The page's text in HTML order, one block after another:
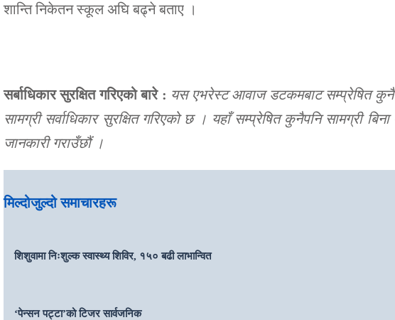
शान्ति निकेतन स्कूल अघि बढ्ने बताए ।
सर्बाधिकार सुरक्षित गरिएको बारे : यस एभरेस्ट आवाज डटकमबाट सम्प्रेषित
सामग्री सर्वाधिकार सुरक्षित गरिएको छ । यहाँ सम्प्रेषित कुनैपनि सामग्री
जानकारी गराउँछौं ।
मिल्दोजुल्दो समाचारहरू
शिशुवामा निःशुल्क स्वास्थ्य शिविर, १५० बढी लाभान्वित
‘पेन्सन पट्टा’को टिजर सार्वजनिक